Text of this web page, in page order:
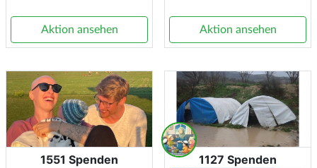
Aktion ansehen Aktion ansehen
1551 Spenden 1127 Spenden